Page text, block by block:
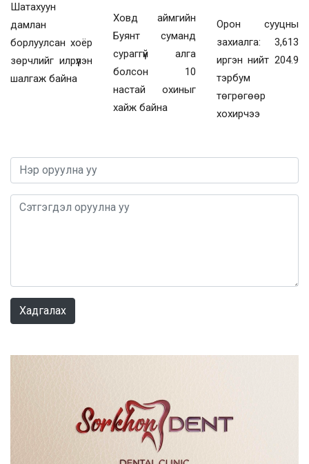
Шатахуун
дамлан
борлуулсан хоёр
зөрчлийг илрүүлэн
шалгаж байна
Ховд аймгийн
Буянт суманд
сураггүй алга
болсон 10
настай охиныг
хайж байна
Орон сууцны
захиалга: 3,613
иргэн нийт 204.9
тэрбум
төгрөгөөр
хохирчээ
Хадгалах